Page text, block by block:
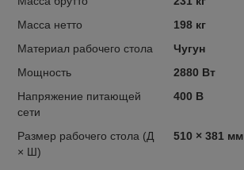
Масса нетто
198 кг
Материал рабочего стола
Чугун
Мощность
2880 Вт
Напряжение питающей
сети
400 В
Размер рабочего стола (Д
× Ш)
510 × 381 мм